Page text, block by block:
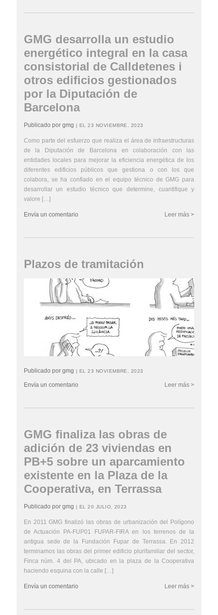
GMG desarrolla un estudio
energético integral en la casa
consistorial de Calldetenes i
otros edificios gestionados
por la Diputación de
Barcelona
Publicado por gmg | EL 23 NOVIEMBRE, 2023
Como parte del esfuerzo que realiza el área de infraestructuras
de la Diputación de Barcelona en colaboración con las
entidades locales para mejorar la eficiencia energética de los
diferentes edificios públicos que gestiona o con los que
colabora, se ha confiado en el equipo técnico de GMG para
desarrollar un estudio técnico que determine, cuantifique y
valore […]
Leer más >
Envía un comentario
Plazos de tramitación
Publicado por gmg | EL 23 NOVIEMBRE, 2023
Leer más >
Envía un comentario
GMG finaliza las obras de
adición de 23 viviendas en
PB+5 sobre un aparcamiento
existente en la Plaza de la
Cooperativa, en Terrassa
Publicado por gmg | EL 20 JULIO, 2023
En 2011 GMG finalizó las obras de urbanización del Polígono
de Actuación PA-FUP01 FUPAR-FIRA en los terrenos de la
antigua sede de la Fundación Fupar de Terrassa. En 2012
terminamos las obras del primer edificio plurifamiliar del sector,
Finca núm. 4 del PA, ubicado en la plaza de la Cooperativa
haciendo esquina con la calle […]
Leer más >
Envía un comentario